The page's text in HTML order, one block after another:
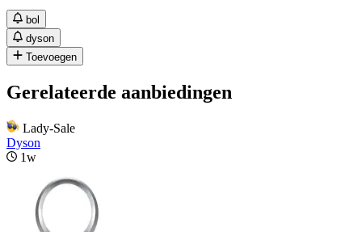
bol
dyson
Toevoegen
Gerelateerde aanbiedingen
Lady-Sale
Dyson
1w